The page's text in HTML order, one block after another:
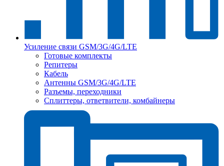
Усиление связи GSM/3G/4G/LTE
Готовые комплекты
Репитеры
Кабель
Антенны GSM/3G/4G/LTE
Разъемы, переходники
Сплиттеры, ответвители, комбайнеры